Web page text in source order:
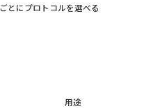
とにプロトコルを選べる
用途